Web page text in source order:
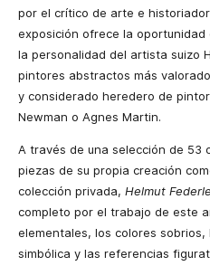
por el crítico de arte e
exposición ofrece la
la personalidad del artista suizo
pintores abstractos más
y considerado heredero de
Newman o Agnes Martin.
A través de una selección de 53
piezas de su propia creación
colección privada, Helmut
completo por el trabajo de este
elementales, los colores
simbólica y las referencias